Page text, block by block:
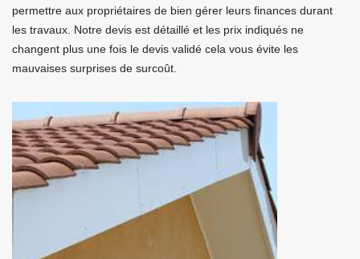
permettre aux propriétaires de bien gérer leurs finances durant
les travaux. Notre devis est détaillé et les prix indiqués ne
changent plus une fois le devis validé cela vous évite les
mauvaises surprises de surcoût.